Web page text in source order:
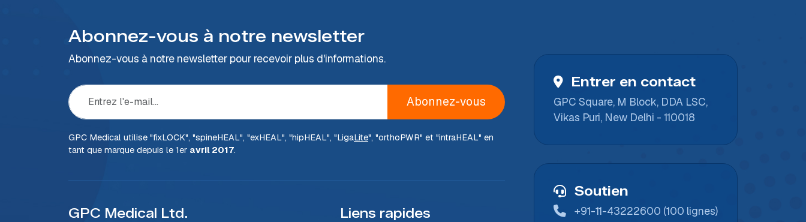
Abonnez-vous à notre newsletter
Abonnez-vous à notre newsletter pour recevoir plus d'informations.
Abonnez-vous
GPC Medical utilise "fixLOCK", "spineHEAL", "exHEAL", "hipHEAL", "LigaLite", "orthoPWR" et "intraHEAL" en
tant que marque depuis le 1er avril 2017.
GPC Medical Ltd. Liens rapides
Entrer en contact
GPC Square, M Block, DDA LSC,
Vikas Puri, New Delhi - 110018
Soutien
+91-11-43222600 (100 lignes)